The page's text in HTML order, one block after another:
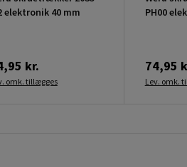
elektronik 40 mm
kr.
omk. tillægges
PH00
74,95
Lev. omk.